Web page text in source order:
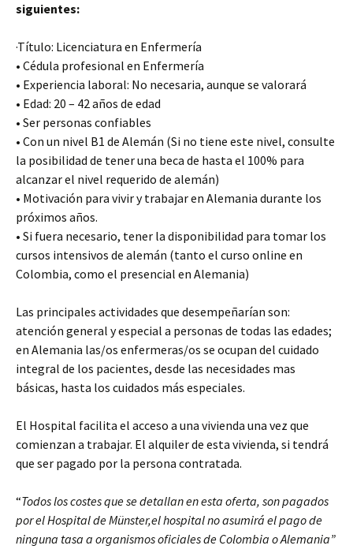
siguientes:
·Título: Licenciatura en Enfermería
• Cédula profesional en Enfermería
• Experiencia laboral: No necesaria, aunque se valorará
• Edad: 20 – 42 años de edad
• Ser personas confiables
• Con un nivel B1 de Alemán (Si no tiene este nivel, consulte
la posibilidad de tener una beca de hasta el 100% para
alcanzar el nivel requerido de alemán)
• Motivación para vivir y trabajar en Alemania durante los
próximos años.
• Si fuera necesario, tener la disponibilidad para tomar los
cursos intensivos de alemán (tanto el curso online en
Colombia, como el presencial en Alemania)
Las principales actividades que desempeñarían son:
atención general y especial a personas de todas las edades;
en Alemania las/os enfermeras/os se ocupan del cuidado
integral de los pacientes, desde las necesidades mas
básicas, hasta los cuidados más especiales.
El Hospital facilita el acceso a una vivienda una vez que
comienzan a trabajar. El alquiler de esta vivienda, si tendrá
que ser pagado por la persona contratada.
“Todos los costes que se detallan en esta oferta, son pagados
por el Hospital de Münster,el hospital no asumirá el pago de
ninguna tasa a organismos oficiales de Colombia o Alemania”